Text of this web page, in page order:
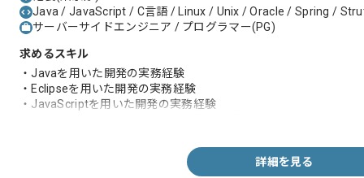
Java / JavaScript / C言語 / Linux / Unix / Oracle / Spring /
サーバーサイドエンジニア / プログラマー(PG)
求めるスキル
・Javaを用いた開発の実務経験
・Eclipseを用いた開発の実務経験
・JavaScriptを用いた開発の実務経験
詳細を見る